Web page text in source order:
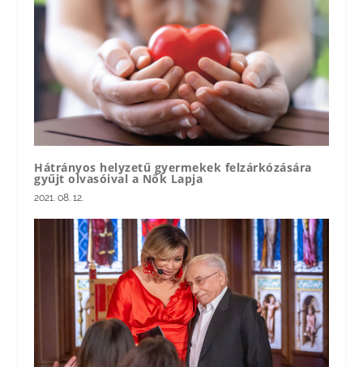
Hátrányos helyzetű gyermekek felzárkózására
gyűjt olvasóival a Nők Lapja
2021. 08. 12.